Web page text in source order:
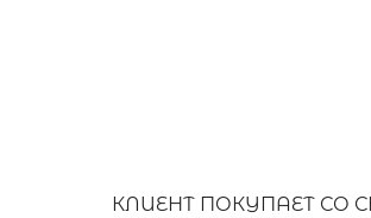
КЛИЕНТ ПОКУПАЕТ СО